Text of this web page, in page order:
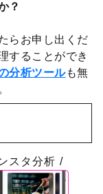
？
らお申し出くだ
することができ
分析ツールも無
スタ分析 /